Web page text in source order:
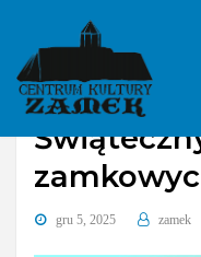
content
gru 5, 2025 zamek